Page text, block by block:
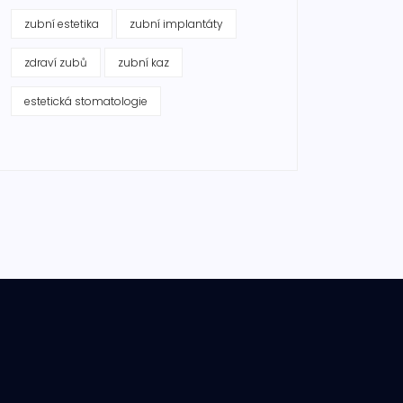
zubní estetika zubní implantáty
zdraví zubů zubní kaz
estetická stomatologie